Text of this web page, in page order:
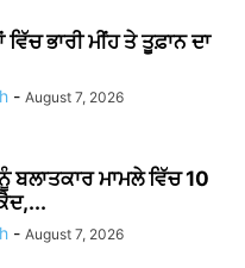
ਭਾਰੀ ਮੀਂਹ ਤੇ ਤੂਫ਼ਾਨ ਦਾ
- August 7, 2026
ਬਲਾਤਕਾਰ ਮਾਮਲੇ ਵਿੱਚ 10
- August 7, 2026